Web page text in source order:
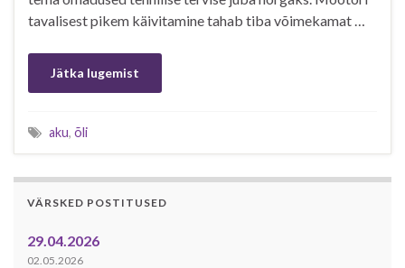
tavalisest pikem käivitamine tahab tiba võimekamat …
Jätka lugemist
aku, õli
VÄRSKED POSTITUSED
29.04.2026
02.05.2026